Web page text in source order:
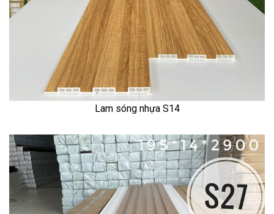
Lam sóng nhựa S14